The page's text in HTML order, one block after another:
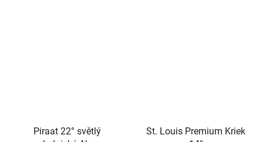
Piraat 22° světlý
St. Louis Premium Kriek